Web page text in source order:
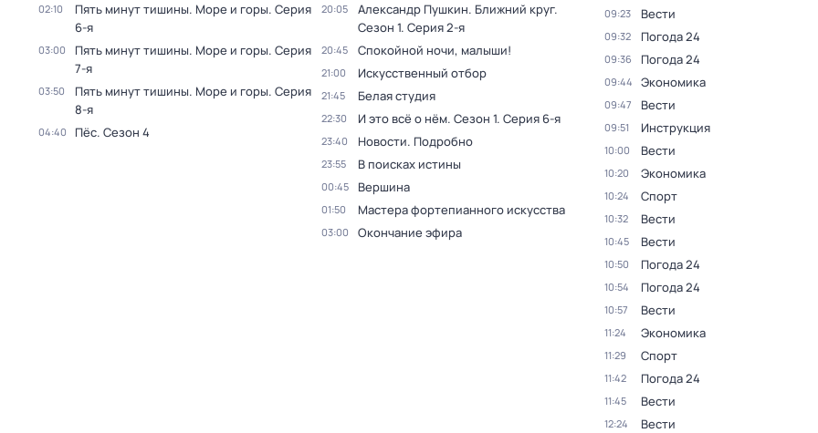
02:10 Пять минут тишины. Море и горы. Серия
6-я
03:00 Пять минут тишины. Море и горы. Серия
7-я
03:50 Пять минут тишины. Море и горы. Серия
8-я
04:40 Пёс. Сезон 4
20:05 Александр Пушкин. Ближний круг.
Сезон 1. Серия 2-я
20:45 Спокойной ночи, малыши!
21:00 Искусственный отбор
21:45 Белая студия
22:30 И это всё о нём. Сезон 1. Серия 6-я
23:40 Новости. Подробно
23:55 В поисках истины
00:45 Вершина
01:50 Мастера фортепианного искусства
03:00 Окончание эфира
09:23 Вести
09:32 Погода 24
09:36 Погода 24
09:44 Экономика
09:47 Вести
09:51 Инструкция
10:00 Вести
10:20 Экономика
10:24 Спорт
10:32 Вести
10:45 Вести
10:50 Погода 24
10:54 Погода 24
10:57 Вести
11:24 Экономика
11:29 Спорт
11:42 Погода 24
11:45 Вести
12:24 Вести